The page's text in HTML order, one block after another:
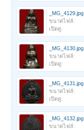
_MG_4129.jpg
ขนาดไฟล์:
เปิดดู:
_MG_4130.jpg
ขนาดไฟล์:
เปิดดู:
_MG_4131.jpg
ขนาดไฟล์:
เปิดดู:
_MG_4132.jpg
ขนาดไฟล์: